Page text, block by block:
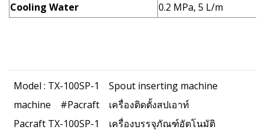
Cooling Water
0.2 MPa, 5 L/m
Model : TX-100SP-1
Spout inserting machine
machine
#Pacraft
เครื่องติดตั้งสปเอาท์
Pacraft TX-100SP-1
เครื่องบรรจุภัณฑ์อัตโนมัติ